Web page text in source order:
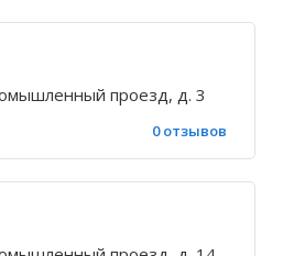
проезд, д. 3
0 отзывов